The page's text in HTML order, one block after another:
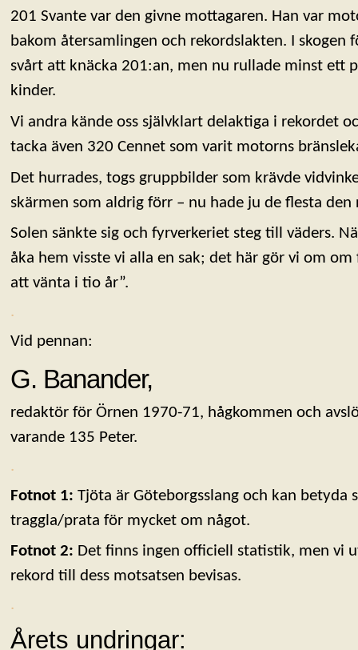
201 Svante var den givne mottagaren. Han var
bakom återsamlingen och rekordslakten. I skogen
svårt att knäcka 201:an, men nu rullade minst ett
kinder.
Vi andra kände oss självklart delaktiga i rekordet
tacka även 320 Cennet som varit motorns
Det hurrades, togs gruppbilder som krävde
skärmen som aldrig förr – nu hade ju de flesta den
Solen sänkte sig och fyrverkeriet steg till väders.
åka hem visste vi alla en sak; det här gör vi om om
att vänta i tio år”.
.
Vid pennan:
G. Banander,
redaktör för Örnen 1970-71, hågkommen och
varande 135 Peter.
.
Fotnot 1: Tjöta är Göteborgsslang och kan betyda
traggla/prata för mycket om något.
Fotnot 2: Det finns ingen officiell statistik, men vi
rekord till dess motsatsen bevisas.
.
Årets undringar: